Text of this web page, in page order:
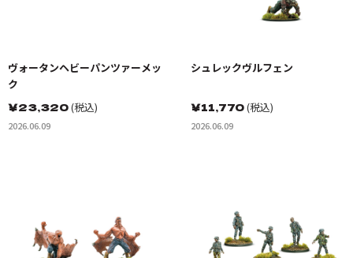
ヴォータンヘビーパンツァーメッ
ク
￥23,320(税込)
2026.06.09
シュレックヴルフェン
￥11,770(税込)
2026.06.09